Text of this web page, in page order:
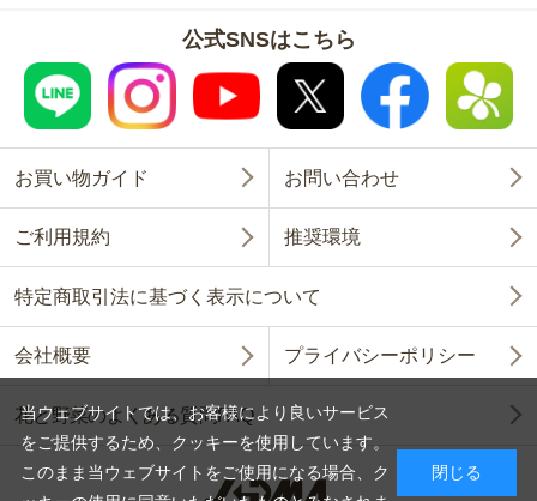
公式SNSはこちら
お買い物ガイド お問い合わせ
ご利用規約 推奨環境
特定商取引法に基づく表示について
会社概要 プライバシーポリシー
花と野菜のよくある質問FAQ
当ウェブサイトでは、お客様により良いサービス
をご提供するため、クッキーを使用しています。
このまま当ウェブサイトをご使用になる場合、ク
閉じる